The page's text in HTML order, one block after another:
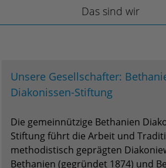
Das sind wir
Unsere Gesellschafter:
Diakonissen-Stiftung
Die gemeinnützige Bethanien
Stiftung führt die Arbeit und
methodistisch geprägten
Bethanien (gegründet 1874) und